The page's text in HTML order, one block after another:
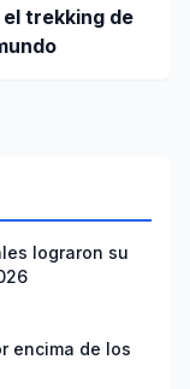
trekking de
lograron su
encima de los